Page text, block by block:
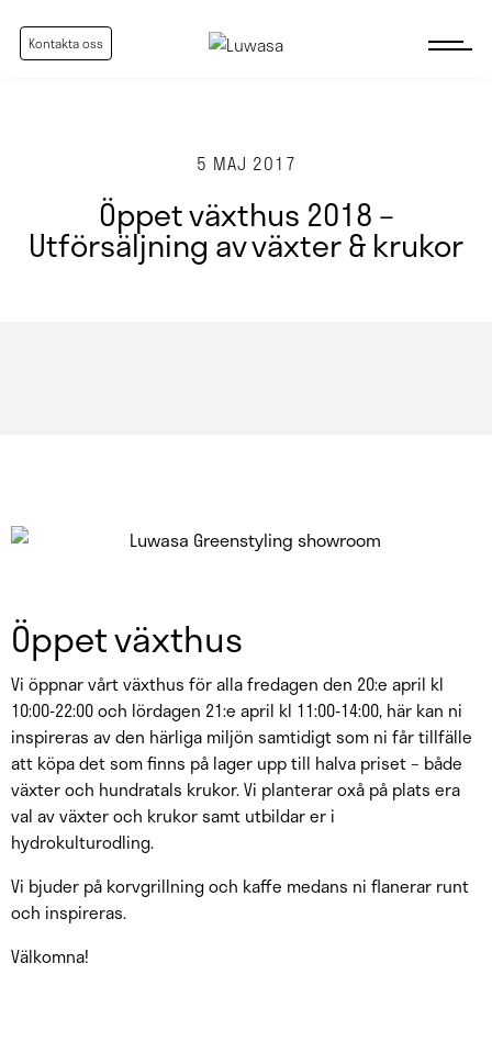
Kontakta oss
5 MAJ 2017
Öppet växthus 2018 –
Utförsäljning av växter & krukor
Öppet växthus
Vi öppnar vårt växthus för alla fredagen den 20:e april kl
10:00-22:00 och lördagen 21:e april kl 11:00-14:00, här kan ni
inspireras av den härliga miljön samtidigt som ni får tillfälle
att köpa det som finns på lager upp till halva priset – både
växter och hundratals krukor. Vi planterar oxå på plats era
val av växter och krukor samt utbildar er i
hydrokulturodling.
Vi bjuder på korvgrillning och kaffe medans ni flanerar runt
och inspireras.
Välkomna!